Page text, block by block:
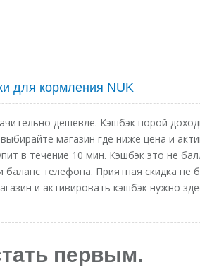
для кормления NUK
дешевле. Кэшбэк порой
магазин где ниже цена и
в течение 10 мин. Кэшбэк это не
телефона. Приятная скидка не
и активировать кэшбэк нужно
первым.